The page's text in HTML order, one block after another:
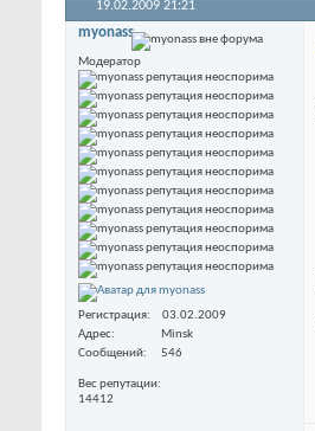
19.02.2009 21:21
myonass
Модератор
Регистрация
03.02.2009
Адрес
Minsk
Сообщений
546
Вес репутации
14412